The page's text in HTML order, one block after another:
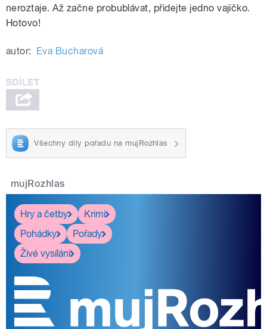
neroztaje. Až začne probublávat, přidejte jedno vajíčko.
Hotovo!
autor: Eva Bucharová
Všechny díly pořadu na mujRozhlas
mujRozhlas
Hry a četby
Krimi
Pohádky
Pořady
Živé vysílání